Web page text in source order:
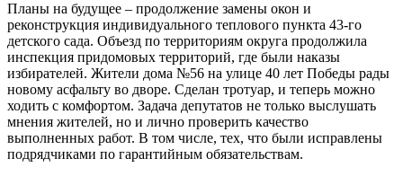
Планы на будущее – продолжение замены окон и
реконструкция индивидуального теплового пункта 43-го
детского сада. Объезд по территориям округа продолжила
инспекция придомовых территорий, где были наказы
избирателей. Жители дома №56 на улице 40 лет Победы рады
новому асфальту во дворе. Сделан тротуар, и теперь можно
ходить с комфортом. Задача депутатов не только выслушать
мнения жителей, но и лично проверить качество
выполненных работ. В том числе, тех, что были исправлены
подрядчиками по гарантийным обязательствам.